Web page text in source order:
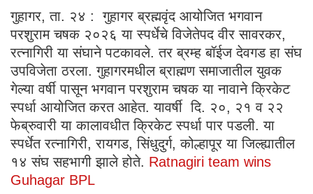
गुहागर, ता. २४ : गुहागर ब्रह्मवृंद आयोजित भगवान
परशुराम चषक २०२६ या स्पर्धेचे विजेतेपद वीर सावरकर,
रत्नागिरी या संघाने पटकावले. तर ब्रम्ह बॉईज देवगड हा संघ
उपविजेता ठरला. गुहागरमधील ब्राह्मण समाजातील युवक
गेल्या वर्षी पासून भगवान परशुराम चषक या नावाने क्रिकेट
स्पर्धा आयोजित करत आहेत. यावर्षी दि. २०, २१ व २२
फेब्रुवारी या कालावधीत क्रिकेट स्पर्धा पार पडली. या
स्पर्धेत रत्नागिरी, रायगड, सिंधुदुर्ग, कोल्हापूर या जिल्ह्यातील
१४ संघ सहभागी झाले होते. Ratnagiri team wins
Guhagar BPL